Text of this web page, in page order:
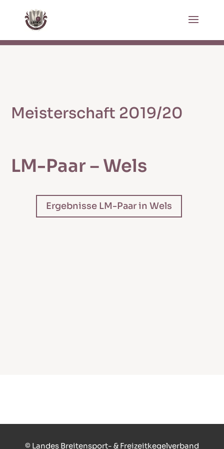
Meisterschaft 2019/20
LM-Paar – Wels
Ergebnisse LM-Paar in Wels
© Landes Breitensport- & Freizeitkegelverband